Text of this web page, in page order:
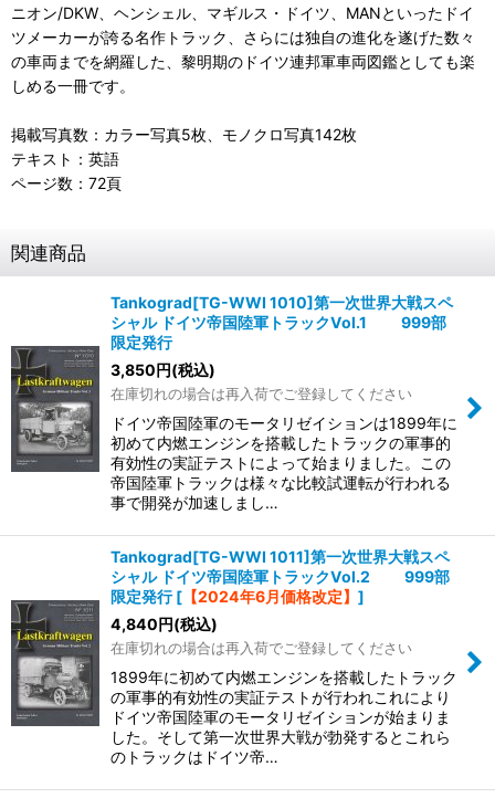
ニオン/DKW、ヘンシェル、マギルス・ドイツ、MANといったドイ
ツメーカーが誇る名作トラック、さらには独自の進化を遂げた数々
の車両までを網羅した、黎明期のドイツ連邦軍車両図鑑としても楽
しめる一冊です。
掲載写真数：カラー写真5枚、モノクロ写真142枚
テキスト：英語
ページ数：72頁
関連商品
Tankograd[TG-WWI 1010]第一次世界大戦スペ
シャル ドイツ帝国陸軍トラックVol.1 999部
限定発行
3,850円(税込)
在庫切れの場合は再入荷でご登録してください
ドイツ帝国陸軍のモータリゼイションは1899年に
初めて内燃エンジンを搭載したトラックの軍事的
有効性の実証テストによって始まりました。この
帝国陸軍トラックは様々な比較試運転が行われる
事で開発が加速しまし…
Tankograd[TG-WWI 1011]第一次世界大戦スペ
シャル ドイツ帝国陸軍トラックVol.2 999部
限定発行 [ 【2024年6月価格改定】 ]
4,840円(税込)
在庫切れの場合は再入荷でご登録してください
1899年に初めて内燃エンジンを搭載したトラック
の軍事的有効性の実証テストが行われこれにより
ドイツ帝国陸軍のモータリゼイションが始まりま
した。そして第一次世界大戦が勃発するとこれら
のトラックはドイツ帝…